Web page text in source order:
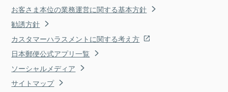
お客さま本位の業務運営に関する基本方針
勧誘方針
カスタマーハラスメントに関する考え方
日本郵便公式アプリ一覧
ソーシャルメディア
サイトマップ